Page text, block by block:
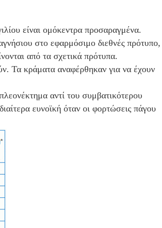
είναι ομόκεντρα προσαραγμένα.
στο εφαρμόσιμο διεθνές πρότυπο,
από τα σχετικά πρότυπα.
Τα κράματα αναφέρθηκαν για να έχουν
αντί του συμβατικότερου
ευνοϊκή όταν οι φορτώσεις πάγου